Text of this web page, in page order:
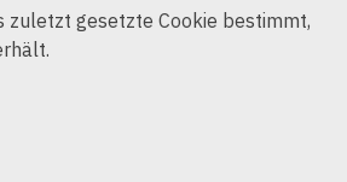
zuletzt gesetzte Cookie bestimmt,